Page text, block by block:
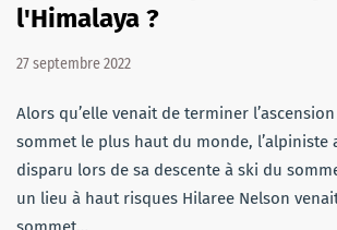
l'Himalaya ?
27 septembre 2022
Alors qu’elle venait de terminer
sommet le plus haut du monde, l’alpiniste
disparu lors de sa descente à ski du
un lieu à haut risques Hilaree Nelson